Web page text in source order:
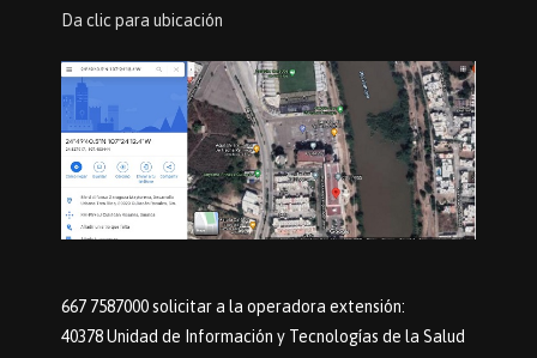
Da clic para ubicación
667 7587000 solicitar a la operadora extensión:
40378 Unidad de Información y Tecnologías de la Salud